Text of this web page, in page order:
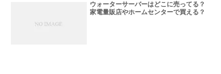
ウォーターサーバーはどこに売ってる？
家電量販店やホームセンターで買える？